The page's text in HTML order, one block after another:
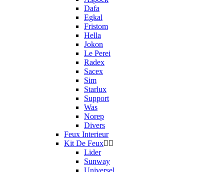
Dafa
Egkal
Fristom
Hella
Jokon
Le Perei
Radex
Sacex
Sim
Starlux
Support
Was
Norep
Divers
Feux Interieur
Kit De Feux
Lider
Sunway
Universel